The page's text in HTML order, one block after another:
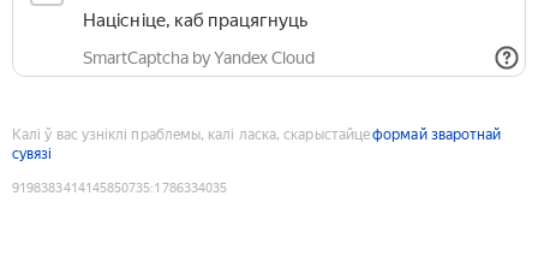
Націсніце, каб працягнуць
SmartCaptcha by Yandex Cloud
Калі ў вас узніклі праблемы, калі ласка, скарыстайцеформай зваротнай
сувязі
9198383414145850735:1786334035